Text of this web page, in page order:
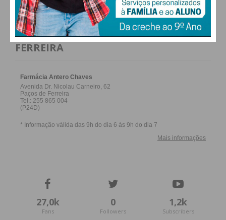
FARMACIAS DE SERVIÇO EM PAÇOS DE
FERREIRA
27,0k
Fans
0
Followers
1,2k
Subscribers